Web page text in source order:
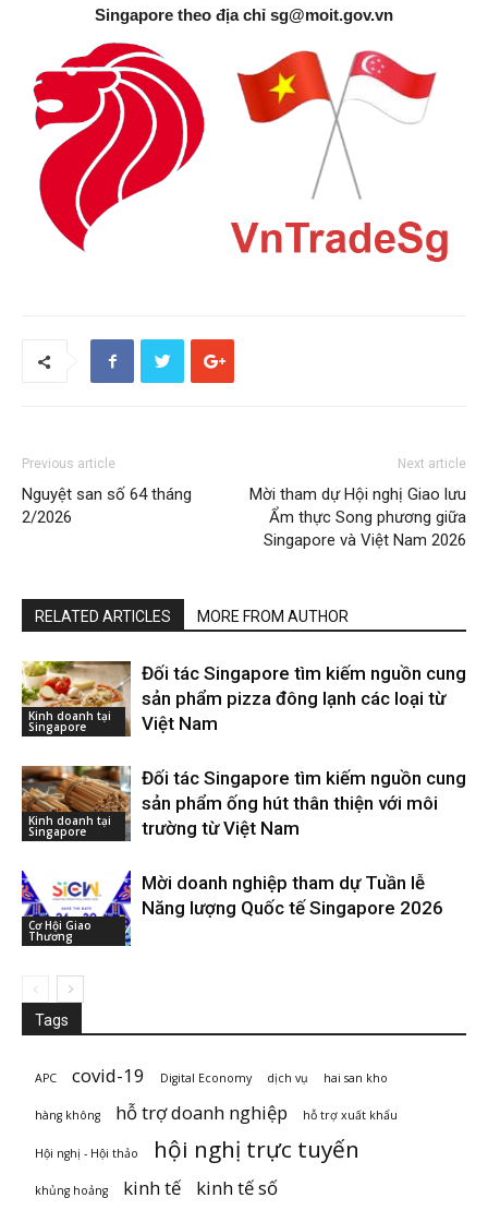
Singapore theo địa chỉ sg@moit.gov.vn
Previous article
Nguyệt san số 64 tháng
2/2026
Next article
Mời tham dự Hội nghị Giao lưu
Ẩm thực Song phương giữa
Singapore và Việt Nam 2026
RELATED ARTICLES MORE FROM AUTHOR
Kinh doanh tại
Singapore
Đối tác Singapore tìm kiếm nguồn cung
sản phẩm pizza đông lạnh các loại từ
Việt Nam
Kinh doanh tại
Singapore
Đối tác Singapore tìm kiếm nguồn cung
sản phẩm ống hút thân thiện với môi
trường từ Việt Nam
Cơ Hội Giao
Thương
Mời doanh nghiệp tham dự Tuần lễ
Năng lượng Quốc tế Singapore 2026
Tags
APC covid-19 Digital Economy dịch vụ hai san kho
hàng không hỗ trợ doanh nghiệp hỗ trợ xuất khẩu
Hội nghị - Hội thảo hội nghị trực tuyến
khủng hoảng kinh tế kinh tế số